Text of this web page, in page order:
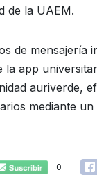
de la UAEM.
de mensajería
app
auriverde,
mediante
0